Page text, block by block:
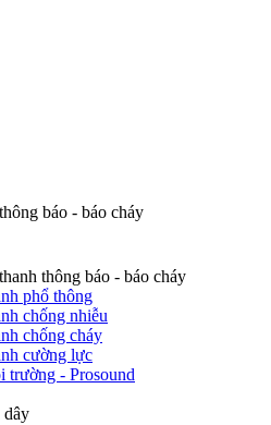
báo - báo cháy
thông báo - báo cháy
phổ thông
chống nhiễu
chống cháy
cường lực
trường - Prosound
dây